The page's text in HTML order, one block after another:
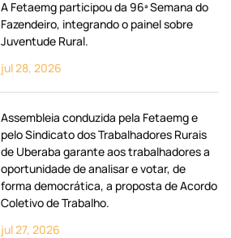
A Fetaemg participou da 96ª Semana do
Fazendeiro, integrando o painel sobre
Juventude Rural.
jul 28, 2026
Assembleia conduzida pela Fetaemg e
pelo Sindicato dos Trabalhadores Rurais
de Uberaba garante aos trabalhadores a
oportunidade de analisar e votar, de
forma democrática, a proposta de Acordo
Coletivo de Trabalho.
jul 27, 2026